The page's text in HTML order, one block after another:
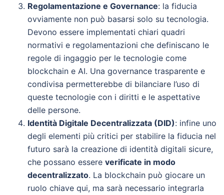
Regolamentazione e Governance: la fiducia
ovviamente non può basarsi solo su tecnologia.
Devono essere implementati chiari quadri
normativi e regolamentazioni che definiscano le
regole di ingaggio per le tecnologie come
blockchain e AI. Una governance trasparente e
condivisa permetterebbe di bilanciare l’uso di
queste tecnologie con i diritti e le aspettative
delle persone.
Identità Digitale Decentralizzata (DID): infine uno
degli elementi più critici per stabilire la fiducia nel
futuro sarà la creazione di identità digitali sicure,
che possano essere verificate in modo
decentralizzato. La blockchain può giocare un
ruolo chiave qui, ma sarà necessario integrarla